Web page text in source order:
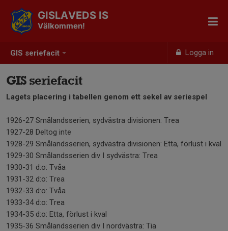
GIS seriefacit Logga in
GISLAVEDS IS
Välkommen!
GIS seriefacit
Lagets placering i tabellen genom ett sekel av seriespel
1926-27 Smålandsserien, sydvästra divisionen: Trea
1927-28 Deltog inte
1928-29 Smålandsserien, sydvästra divisionen: Etta, förlust i kval
1929-30 Smålandsserien div I sydvästra: Trea
1930-31 d:o: Tvåa
1931-32 d:o: Trea
1932-33 d:o: Tvåa
1933-34 d:o: Trea
1934-35 d:o: Etta, förlust i kval
1935-36 Smålandsserien div I nordvästra: Tia